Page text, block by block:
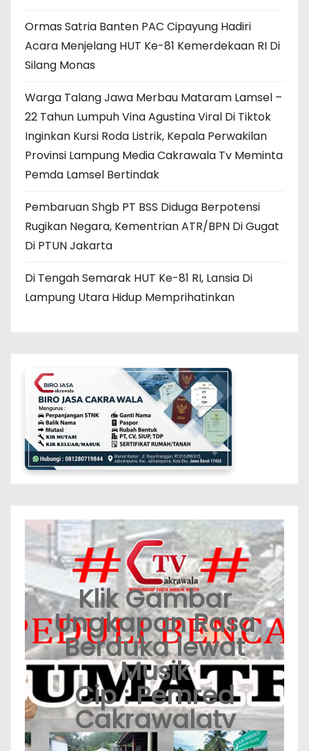
Ormas Satria Banten PAC Cipayung Hadiri
Acara Menjelang HUT Ke-81 Kemerdekaan RI Di
Silang Monas
Warga Talang Jawa Merbau Mataram Lamsel –
22 Tahun Lumpuh Vina Agustina Viral Di Tiktok
Inginkan Kursi Roda Listrik, Kepala Perwakilan
Provinsi Lampung Media Cakrawala Tv Meminta
Pemda Lamsel Bertindak
Pembaruan Shgb PT BSS Diduga Berpotensi
Rugikan Negara, Kementrian ATR/BPN Di Gugat
Di PTUN Jakarta
Di Tengah Semarak HUT Ke-81 RI, Lansia Di
Lampung Utara Hidup Memprihatinkan
Klik Gambar
Ungkapan Rasa
Berduka lewat
Musik
Cip : Pemred
Cakrawalatv